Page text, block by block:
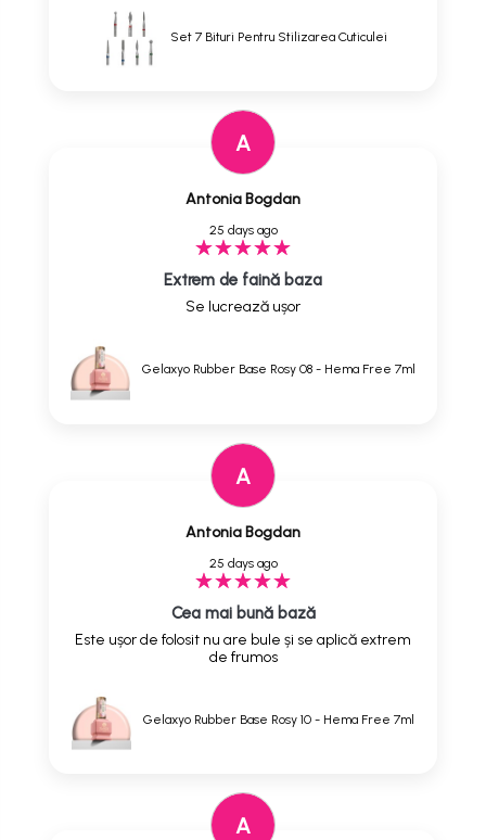
Set 7 Bituri Pentru Stilizarea Cuticulei
A
Antonia Bogdan
25 days ago
Extrem de faină baza
Se lucrează ușor
Gelaxyo Rubber Base Rosy 08 - Hema Free 7ml
A
Antonia Bogdan
25 days ago
Cea mai bună bază
Este ușor de folosit nu are bule și se aplică extrem
de frumos
Gelaxyo Rubber Base Rosy 10 - Hema Free 7ml
A